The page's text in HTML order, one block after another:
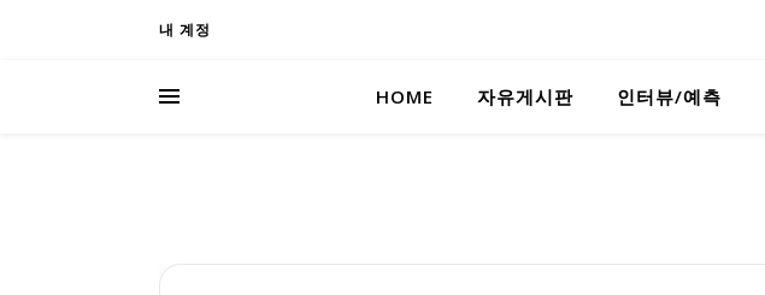
내 계정
HOME 자유게시판 인터뷰/예측